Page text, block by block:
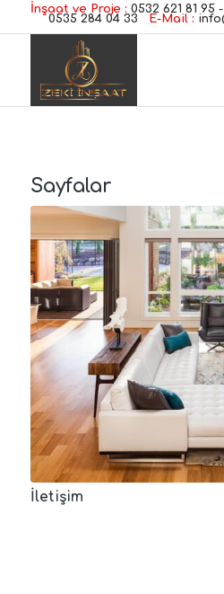
İnşaat ve Proje : 0532 621 81 95 -
0535 284 04 33 E-Mail :
Sayfalar
İletişim